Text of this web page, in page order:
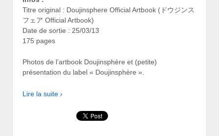
Titre original : Doujinsphere Official Artbook (ドウジンス
フェア Official Artbook)
Date de sortie : 25/03/13
175 pages
Photos de l’artbook Doujinsphère et (petite)
présentation du label « Doujinsphère ».
Lire la suite ›